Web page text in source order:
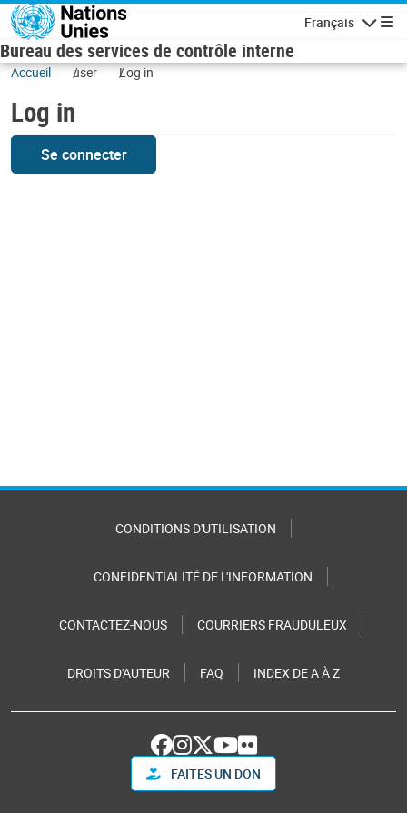
Skip to main content
Français
Bureau des services de contrôle interne
Accueil user Log in
Log in
Se connecter
CONDITIONS D'UTILISATION
CONFIDENTIALITÉ DE L'INFORMATION
CONTACTEZ-NOUS COURRIERS FRAUDULEUX
DROITS D'AUTEUR FAQ INDEX DE A À Z
FAITES UN DON